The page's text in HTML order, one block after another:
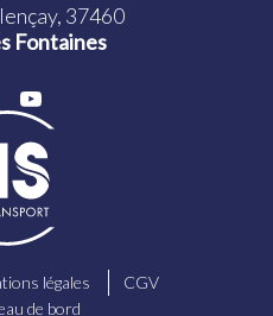
37460
Fontaines
légales
CGV
de bord